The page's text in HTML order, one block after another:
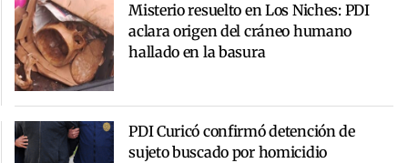
Misterio resuelto en Los Niches: PDI
aclara origen del cráneo humano
hallado en la basura
PDI Curicó confirmó detención de
sujeto buscado por homicidio